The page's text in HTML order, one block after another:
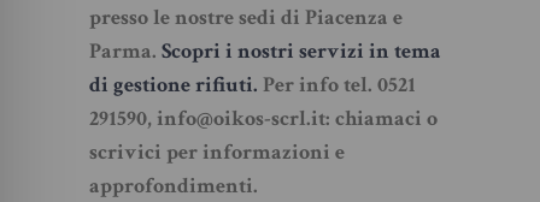
presso le nostre sedi di Piacenza e
Parma. Scopri i nostri servizi in tema
di gestione rifiuti. Per info tel. 0521
291590, info@oikos-scrl.it: chiamaci o
scrivici per informazioni e
approfondimenti.